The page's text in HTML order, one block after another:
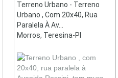
Terreno Urbano - Terreno
Urbano , Com 20x40, Rua
Paralela À Av...
Morros, Teresina-PI